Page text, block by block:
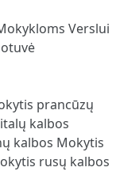
Verslui
prancūzų
kalbos
kalbos Mokytis
rusų kalbos